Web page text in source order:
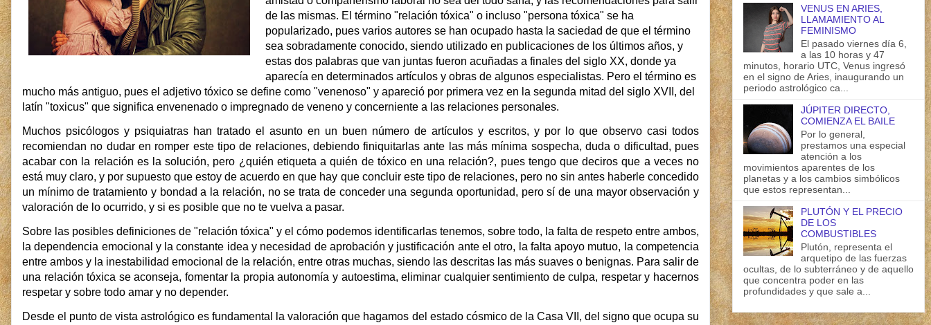
de las mismas. El término "relación tóxica" o incluso "persona tóxica" se ha
popularizado, pues varios autores se han ocupado hasta la saciedad de que el término
sea sobradamente conocido, siendo utilizado en publicaciones de los últimos años, y
estas dos palabras que van juntas fueron acuñadas a finales del siglo XX, donde ya
aparecía en determinados artículos y obras de algunos especialistas. Pero el término es
mucho más antiguo, pues el adjetivo tóxico se define como "venenoso" y apareció por primera vez en la segunda mitad del siglo XVII, del
latín "toxicus" que significa envenenado o impregnado de veneno y concerniente a las relaciones personales.
Muchos psicólogos y psiquiatras han tratado el asunto en un buen número de artículos y escritos, y por lo que observo casi todos
recomiendan no dudar en romper este tipo de relaciones, debiendo finiquitarlas ante las más mínima sospecha, duda o dificultad, pues
acabar con la relación es la solución, pero ¿quién etiqueta a quién de tóxico en una relación?, pues tengo que deciros que a veces no
está muy claro, y por supuesto que estoy de acuerdo en que hay que concluir este tipo de relaciones, pero no sin antes haberle concedido
un mínimo de tratamiento y bondad a la relación, no se trata de conceder una segunda oportunidad, pero sí de una mayor observación y
valoración de lo ocurrido, y si es posible que no te vuelva a pasar.
Sobre las posibles definiciones de "relación tóxica" y el cómo podemos identificarlas tenemos, sobre todo, la falta de respeto entre ambos,
la dependencia emocional y la constante idea y necesidad de aprobación y justificación ante el otro, la falta apoyo mutuo, la competencia
entre ambos y la inestabilidad emocional de la relación, entre otras muchas, siendo las descritas las más suaves o benignas. Para salir de
una relación tóxica se aconseja, fomentar la propia autonomía y autoestima, eliminar cualquier sentimiento de culpa, respetar y hacernos
respetar y sobre todo amar y no depender.
Desde el punto de vista astrológico es fundamental la valoración que hagamos del estado cósmico de la Casa VII, del signo que ocupa su
VENUS EN ARIES,
LLAMAMIENTO AL
FEMINISMO
El pasado viernes día 6,
a las 10 horas y 47
minutos, horario UTC, Venus ingresó
en el signo de Aries, inaugurando un
periodo astrológico ca...
JÚPITER DIRECTO,
COMIENZA EL BAILE
Por lo general,
prestamos una especial
atención a los
movimientos aparentes de los
planetas y a los cambios simbólicos
que estos representan...
PLUTÓN Y EL PRECIO
DE LOS
COMBUSTIBLES
Plutón, representa el
arquetipo de las fuerzas
ocultas, de lo subterráneo y de aquello
que concentra poder en las
profundidades y que sale a...